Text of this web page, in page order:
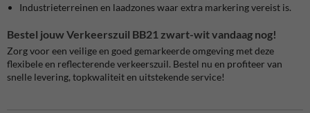
Industrieterreinen en laadzones waar extra markering vereist is.
Bestel jouw Verkeerszuil BB21 zwart-wit vandaag nog!
Zorg voor een veilige en goed gemarkeerde omgeving met deze
flexibele en reflecterende verkeerszuil. Bestel nu en profiteer van
snelle levering, topkwaliteit en uitstekende service!